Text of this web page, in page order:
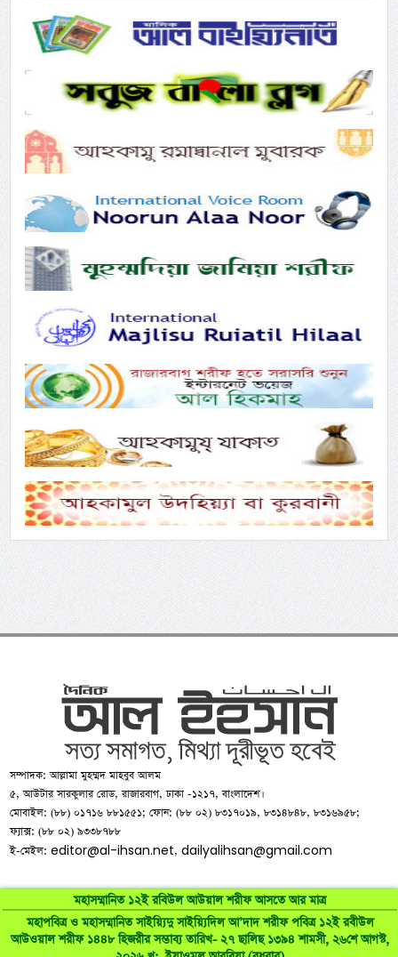
মহাসম্মানিত ১২ই রবিউল আউয়াল শরীফ আসতে আর মাত্র
মহাপবিত্র ও মহাসম্মানিত সাইয়্যিদু সাইয়্যিদিল আ’দাদ শরীফ পবিত্র ১২ই রবীউল
আউওয়াল শরীফ ১৪৪৮ হিজরীর সম্ভাব্য তারিখ- ২৭ ছালিছ ১৩৯৪ শামসী, ২৬শে আগস্ট,
সম্পাদক: আল্লামা মুহম্মদ মাহবুব আলম
৫, আউটার সারকুলার রোড, রাজারবাগ, ঢাকা -১২১৭, বাংলাদেশ।
মোবাইল: (৮৮) ০১৭১৬ ৮৮১৫৫১; ফোন: (৮৮ ০২) ৮৩১৭০১৯, ৮৩১৪৮৪৮, ৮৩১৬৯৫৮;
ফ্যাক্স: (৮৮ ০২) ৯৩৩৮৭৮৮
ই-মেইল:editor@al-ihsan.net,dailyalihsan@gmail.com
©al-ihsan.net2007-2026. All Rights Reserved | Developed by: